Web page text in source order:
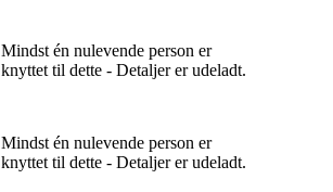
Mindst én nulevende person er
knyttet til dette - Detaljer er udeladt.
Mindst én nulevende person er
knyttet til dette - Detaljer er udeladt.